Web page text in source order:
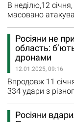
В неділю,12 січня,
масовано
повідомили у
уламками та
будинок та
У результаті
52-річна…
Росіяни не
область:
дронами
12.01.2025, 09:16
Впродовж 11
334 удари з
11 міста та сіл
обласній
Росіяни